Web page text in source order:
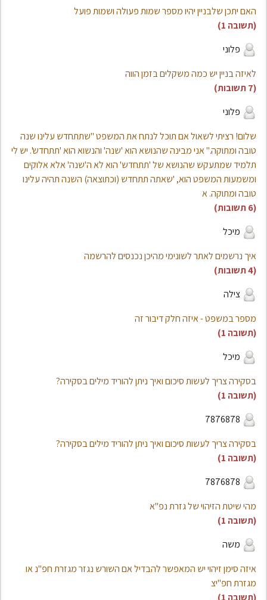
האם יתכן שלבניין יהיו מספר שמות פעולה ושמות פועל
(תשובה 1)
פלוני
לאיזה בניין יש כמה משקלים בזמן הווה
(7 תשובות)
פלוני
שלום! רציתי לשאול אם תוכל לנתח את המשפט "שתתחדש עלינו שנה
טובה ומתוקה." אני מבינה שהנושא הוא 'שנה' והנשוא הוא 'תתחדש'. יש לי
תלמיד שמתעקש שהנושא של 'תתחדש' הוא לא ה'שנה' אלא אלוקים
ומשמעות המשפט הוא, 'שאתה תתחדש (וכתוצאה) השנה תהיה עלינו
טובה ומתוקה. א
(6 תשובות)
מיכל
איך נרשמים לאתר לשונימי מהיכן נכנסים להרשמה
(4 תשובות)
צילה
מספר במשפט - איזה חלק דיבור זה
(תשובה 1)
מיכל
בסקירה צריך לעשות סיכום ואיך ניתן להוריד מילים בסקירה?
(תשובה 1)
7876878
בסקירה צריך לעשות סיכום ואיך ניתן להוריד מילים בסקירה?
(תשובה 1)
7876878
מהי שיטת הזיהוי של גזרת נפ"א
(תשובה 1)
משה
איזה סימן זיהוי יש המאפשר להבדיל אם השורש נגזר מגזרת חפ"נ או
מגזרת חפ"יצ
(תשובה 1)